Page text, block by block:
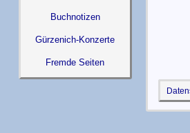
Buchnotizen
Gürzenich-Konzerte
Fremde Seiten